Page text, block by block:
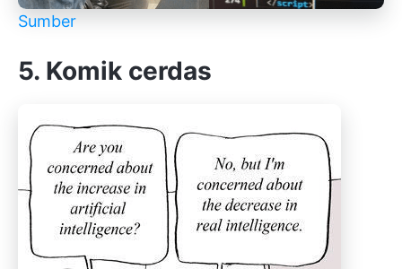
Sumber
5. Komik cerdas